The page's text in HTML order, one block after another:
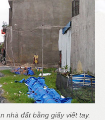
nhà đất bằng giấy viết tay.